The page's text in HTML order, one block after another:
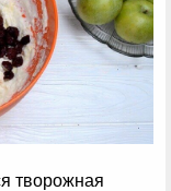
творожная